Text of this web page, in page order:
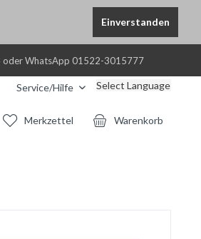
Einverstanden
WhatsApp 01522-3015777
Service/Hilfe Select Language
Warenkorb
Merkzettel